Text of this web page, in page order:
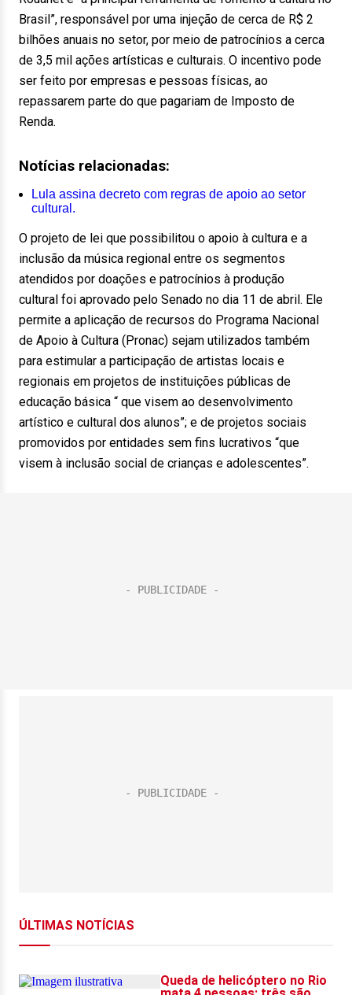
Brasil”, responsável por uma injeção de cerca de R$ 2
bilhões anuais no setor, por meio de patrocínios a cerca
de 3,5 mil ações artísticas e culturais. O incentivo pode
ser feito por empresas e pessoas físicas, ao
repassarem parte do que pagariam de Imposto de
Renda.
Notícias relacionadas:
Lula assina decreto com regras de apoio ao setor
cultural.
O projeto de lei que possibilitou o apoio à cultura e a
inclusão da música regional entre os segmentos
atendidos por doações e patrocínios à produção
cultural foi aprovado pelo Senado no dia 11 de abril. Ele
permite a aplicação de recursos do Programa Nacional
de Apoio à Cultura (Pronac) sejam utilizados também
para estimular a participação de artistas locais e
regionais em projetos de instituições públicas de
educação básica “ que visem ao desenvolvimento
artístico e cultural dos alunos”; e de projetos sociais
promovidos por entidades sem fins lucrativos “que
visem à inclusão social de crianças e adolescentes”.